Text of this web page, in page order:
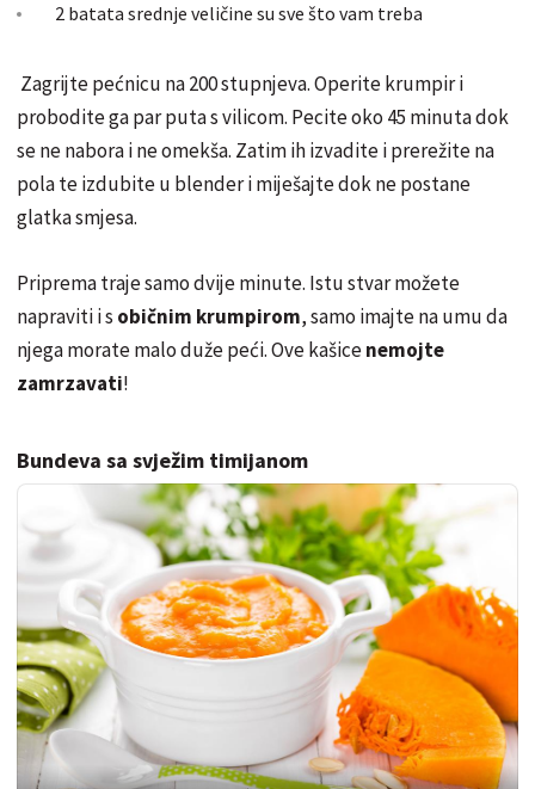
2 batata srednje veličine su sve što vam treba
Zagrijte pećnicu na 200 stupnjeva. Operite krumpir i
probodite ga par puta s vilicom. Pecite oko 45 minuta dok
se ne nabora i ne omekša. Zatim ih izvadite i prerežite na
pola te izdubite u blender i miješajte dok ne postane
glatka smjesa.
Priprema traje samo dvije minute. Istu stvar možete
napraviti i s običnim krumpirom, samo imajte na umu da
njega morate malo duže peći. Ove kašicenemojte
zamrzavati!
Bundeva sa svježim timijanom